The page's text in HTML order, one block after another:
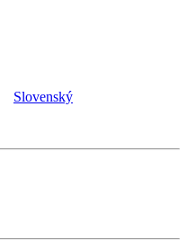
Slovenský